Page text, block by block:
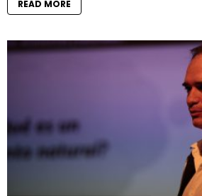
READ MORE